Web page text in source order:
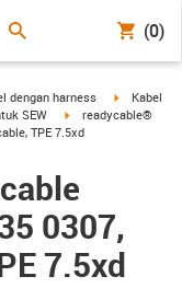
(0)
arrow-right
dengan harness igus-icon-
Kabel
right
SEW igus-icon-arrow-right
readycable®
TPE 7.5xd
0307,
7.5xd